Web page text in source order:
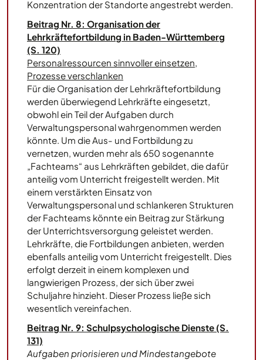
Konzentration der Standorte angestrebt werden.
Beitrag Nr. 8: Organisation der
Lehrkräftefortbildung in Baden-Württemberg
(S. 120)
Personalressourcen sinnvoller einsetzen,
Prozesse verschlanken
Für die Organisation der Lehrkräftefortbildung
werden überwiegend Lehrkräfte eingesetzt,
obwohl ein Teil der Aufgaben durch
Verwaltungspersonal wahrgenommen werden
könnte. Um die Aus- und Fortbildung zu
vernetzen, wurden mehr als 650 sogenannte
„Fachteams“ aus Lehrkräften gebildet, die dafür
anteilig vom Unterricht freigestellt werden. Mit
einem verstärkten Einsatz von
Verwaltungspersonal und schlankeren Strukturen
der Fachteams könnte ein Beitrag zur Stärkung
der Unterrichtsversorgung geleistet werden.
Lehrkräfte, die Fortbildungen anbieten, werden
ebenfalls anteilig vom Unterricht freigestellt. Dies
erfolgt derzeit in einem komplexen und
langwierigen Prozess, der sich über zwei
Schuljahre hinzieht. Dieser Prozess ließe sich
wesentlich vereinfachen.
Beitrag Nr. 9: Schulpsychologische Dienste (S.
131)
Aufgaben priorisieren und Mindestangebote